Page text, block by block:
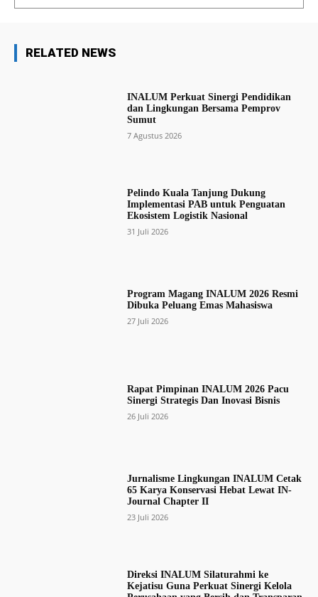
RELATED NEWS
INALUM Perkuat Sinergi Pendidikan
dan Lingkungan Bersama Pemprov
Sumut
7 Agustus 2026
Pelindo Kuala Tanjung Dukung
Implementasi PAB untuk Penguatan
Ekosistem Logistik Nasional
31 Juli 2026
Program Magang INALUM 2026 Resmi
Dibuka Peluang Emas Mahasiswa
27 Juli 2026
Rapat Pimpinan INALUM 2026 Pacu
Sinergi Strategis Dan Inovasi Bisnis
26 Juli 2026
Jurnalisme Lingkungan INALUM Cetak
65 Karya Konservasi Hebat Lewat IN-
Journal Chapter II
23 Juli 2026
Direksi INALUM Silaturahmi ke
Kejatisu Guna Perkuat Sinergi Kelola